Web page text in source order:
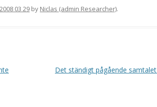
2008 03 29 by Niclas (admin Researcher).
Det ständigt pågående samtalet